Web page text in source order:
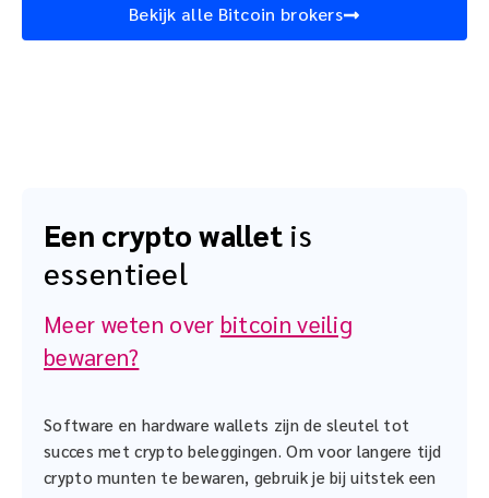
Bekijk alle Bitcoin brokers
Een crypto wallet is
essentieel
Meer weten over bitcoin veilig
bewaren?
Software en hardware wallets zijn de sleutel tot
succes met crypto beleggingen. Om voor langere tijd
crypto munten te bewaren, gebruik je bij uitstek een